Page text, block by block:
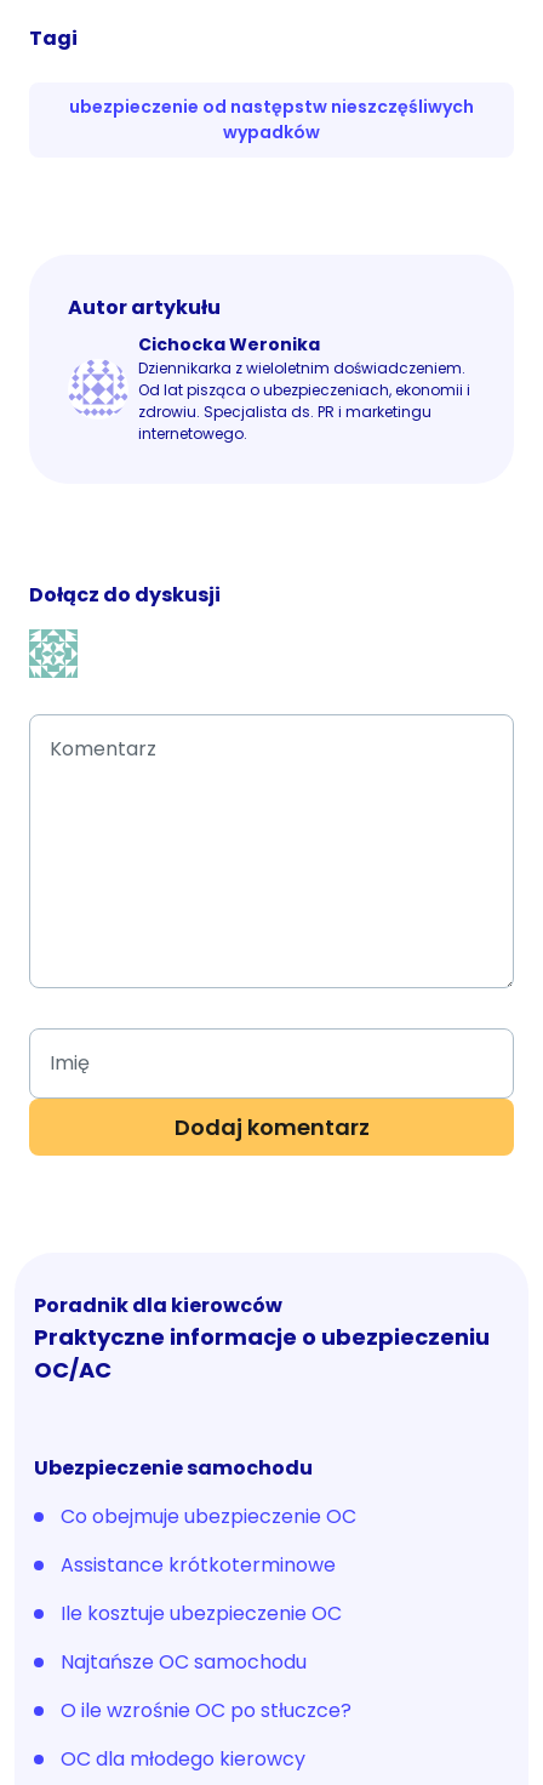
Tagi
ubezpieczenie od następstw nieszczęśliwych
wypadków
Autor artykułu
Cichocka Weronika
Dziennikarka z wieloletnim doświadczeniem.
Od lat pisząca o ubezpieczeniach, ekonomii i
zdrowiu. Specjalista ds. PR i marketingu
internetowego.
Dołącz do dyskusji
Poradnik dla kierowców
Praktyczne informacje o ubezpieczeniu
OC/AC
Ubezpieczenie samochodu
Co obejmuje ubezpieczenie OC
Assistance krótkoterminowe
Ile kosztuje ubezpieczenie OC
Najtańsze OC samochodu
O ile wzrośnie OC po stłuczce?
OC dla młodego kierowcy